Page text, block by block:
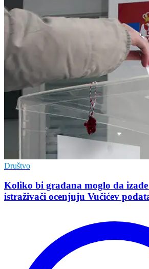
Društvo
Koliko bi građana moglo da
istraživači ocenjuju Vučićev